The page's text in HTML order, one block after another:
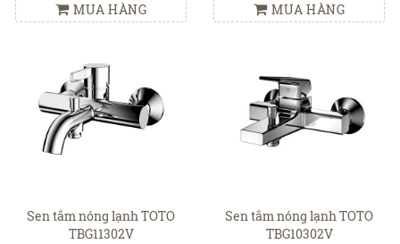
MUA HÀNG MUA HÀNG
Sen tắm nóng lạnh TOTO
TBG11302V
Sen tắm nóng lạnh TOTO
TBG10302V